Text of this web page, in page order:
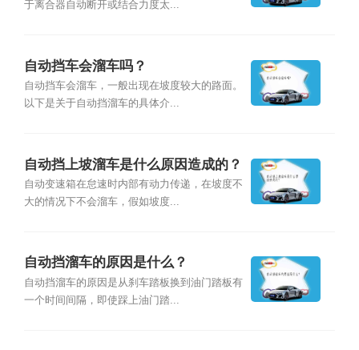
于离合器自动断开或结合力度太...
自动挡车会溜车吗？
自动挡车会溜车，一般出现在坡度较大的路面。
以下是关于自动挡溜车的具体介...
自动挡上坡溜车是什么原因造成的？
自动变速箱在怠速时内部有动力传递，在坡度不
大的情况下不会溜车，假如坡度...
自动挡溜车的原因是什么？
自动挡溜车的原因是从刹车踏板换到油门踏板有
一个时间间隔，即使踩上油门踏...